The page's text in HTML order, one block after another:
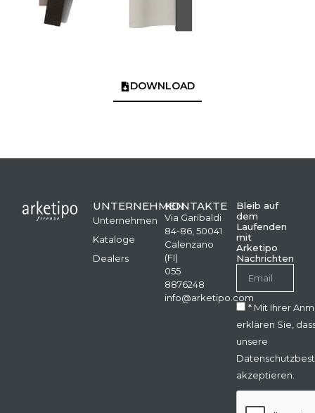
DOWNLOAD
UNTERNEHMEN
Unternehmen
Kataloge
Dealers
KONTAKTE
Via Garibaldi
84-86, 50041
Calenzano
(FI)
055
8876248
info@arketipo.com
Bleib auf
dem
Laufenden
mit
Arketipo
Nachrichten
* Mit Ihrer
erklären Sie,
unsere
akzeptieren.